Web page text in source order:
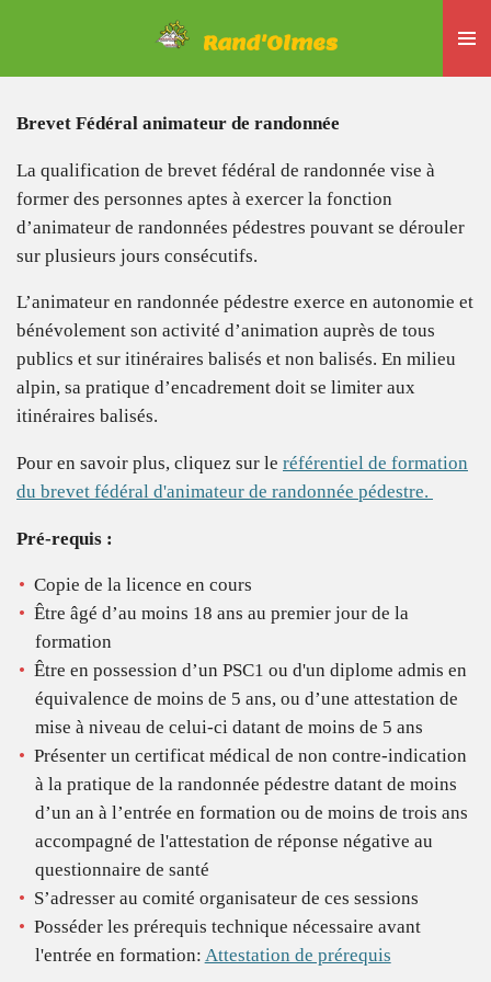
contenu
Rand'Olmes
Brevet Fédéral animateur de randonnée
La qualification de brevet fédéral de randonnée vise à
former des personnes aptes à exercer la fonction
d’animateur de randonnées pédestres pouvant se dérouler
sur plusieurs jours consécutifs.
L’animateur en randonnée pédestre exerce en autonomie et
bénévolement son activité d’animation auprès de tous
publics et sur itinéraires balisés et non balisés. En milieu
alpin, sa pratique d’encadrement doit se limiter aux
itinéraires balisés.
Pour en savoir plus, cliquez sur le référentiel de formation
du brevet fédéral d'animateur de randonnée pédestre.
Pré-requis :
Copie de la licence en cours
Être âgé d’au moins 18 ans au premier jour de la
formation
Être en possession d’un PSC1 ou d'un diplome admis en
équivalence de moins de 5 ans, ou d’une attestation de
mise à niveau de celui-ci datant de moins de 5 ans
Présenter un certificat médical de non contre-indication
à la pratique de la randonnée pédestre datant de moins
d’un an à l’entrée en formation ou de moins de trois ans
accompagné de l'attestation de réponse négative au
questionnaire de santé
S’adresser au comité organisateur de ces sessions
Posséder les prérequis technique nécessaire avant
l'entrée en formation: Attestation de prérequis